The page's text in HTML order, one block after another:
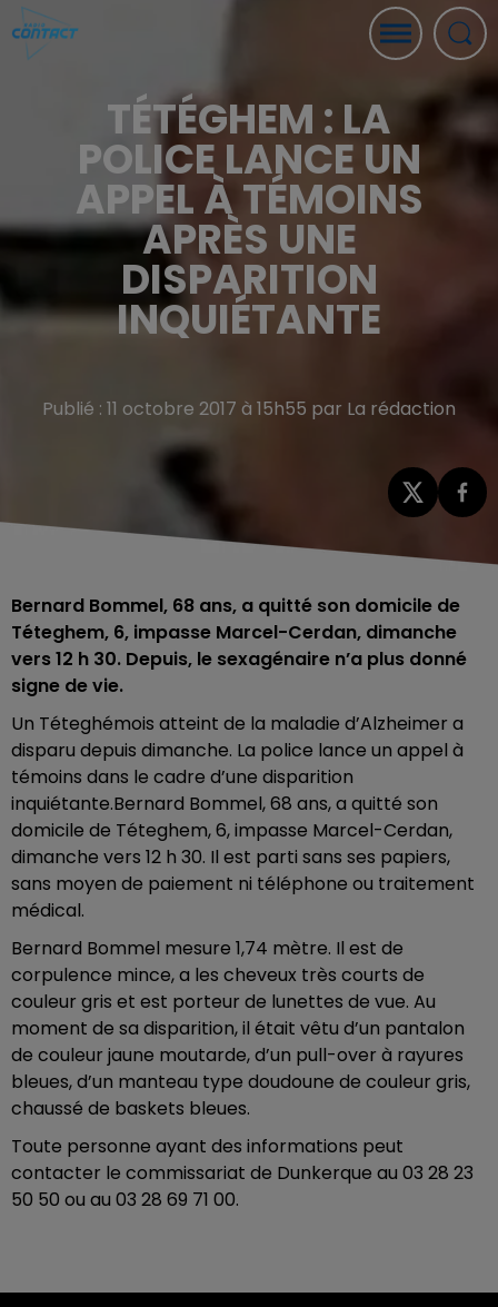
TÉTÉGHEM : LA
POLICE LANCE UN
APPEL À TÉMOINS
APRÈS UNE
DISPARITION
INQUIÉTANTE
Publié : 11 octobre 2017 à 15h55 par La rédaction
Bernard Bommel, 68 ans, a quitté son domicile de
Téteghem, 6, impasse Marcel-Cerdan, dimanche
vers 12 h 30. Depuis, le sexagénaire n’a plus donné
signe de vie.
Un Téteghémois atteint de la maladie d’Alzheimer a
disparu depuis dimanche. La police lance un appel à
témoins dans le cadre d’une disparition
inquiétante.Bernard Bommel, 68 ans, a quitté son
domicile de Téteghem, 6, impasse Marcel-Cerdan,
dimanche vers 12 h 30. Il est parti sans ses papiers,
sans moyen de paiement ni téléphone ou traitement
médical.
Bernard Bommel mesure 1,74 mètre. Il est de
corpulence mince, a les cheveux très courts de
couleur gris et est porteur de lunettes de vue. Au
moment de sa disparition, il était vêtu d’un pantalon
de couleur jaune moutarde, d’un pull-over à rayures
bleues, d’un manteau type doudoune de couleur gris,
chaussé de baskets bleues.
Toute personne ayant des informations peut
contacter le commissariat de Dunkerque au 03 28 23
50 50 ou au 03 28 69 71 00.